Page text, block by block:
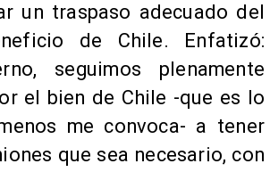
un traspaso adecuado del
de Chile. Enfatizó:
seguimos plenamente
el bien de Chile -que es lo
me convoca- a tener
que sea necesario, con